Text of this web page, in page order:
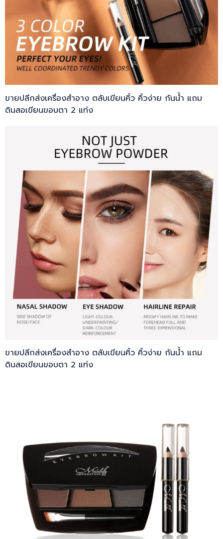
ขายปลีกส่งเครื่องสำอาง ตลับเขียนคิ้ว คิ้วง่าย กันน้ำ แถม
ดินสอเขียนขอบตา 2 แท่ง
ขายปลีกส่งเครื่องสำอาง ตลับเขียนคิ้ว คิ้วง่าย กันน้ำ แถม
ดินสอเขียนขอบตา 2 แท่ง